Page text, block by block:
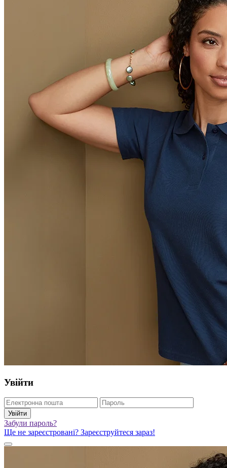
Увійти
Увійти
Забули пароль?
Ще не зареєстровані? Зареєструйтеся зараз!